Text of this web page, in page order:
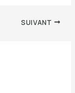
SUIVANT